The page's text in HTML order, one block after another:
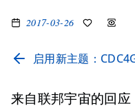
2017-03-26
启用新主题：
来自联邦宇宙的回应